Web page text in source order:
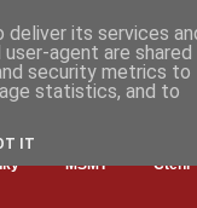
MŠMT Čtení
deliver its services
agent are shared
security metrics to
statistics, and to
IT